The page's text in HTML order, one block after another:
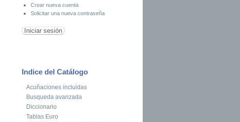
Crear nueva cuenta
Solicitar una nueva contraseña
Indice del Catálogo
Acuñaciones incluidas
Busqueda avanzada
Diccionario
Tablas Euro